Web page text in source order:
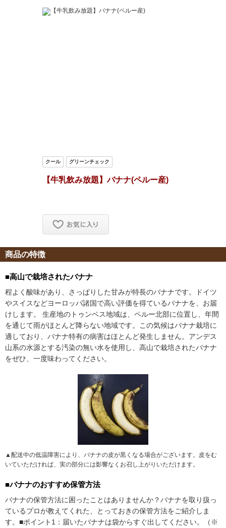
商品の特徴
■高山で栽培されたバナナ
程よく酸味があり、さっぱりした甘みが特長のバナナです。ドイツ
スイスなどヨーロッパ諸国で高い評価を得ているバナナを、お届
けします。
生産地のトゥンベス地域は、ペルー北部に位置し、年間
を通じて雨がほとんど降らない地域です。この気候はバナナ栽培に
適しており、バナナ特有の病害はほとんど発生しません。アンデス
山系の水源とする汚染の無い水を使用し、高山で栽培されたバナナ
をぜひ、一度味わってください。
▲配送中の低温障害により、バナナの皮が黒くなる場合がございます。皮をむ
いていただければ、実の部分には影響なくお召し上がりいただけます。
■バナナのおすすめ保管方法
バナナの保管方法に困ったことはありませんか？バナナを取り扱っ
ているプロが教えてくれた、とっておきの保管方法をご紹介しま
す。 ■ポイント1：届いたバナナは袋からすぐ出してください。（※